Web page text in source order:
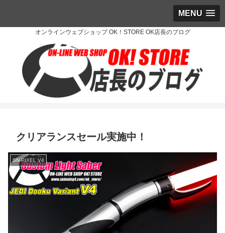
MENU
オンラインウェブショップ OK！STORE OK店長のブログ
クリアランスセール実施中！
SN-PIXEL V4